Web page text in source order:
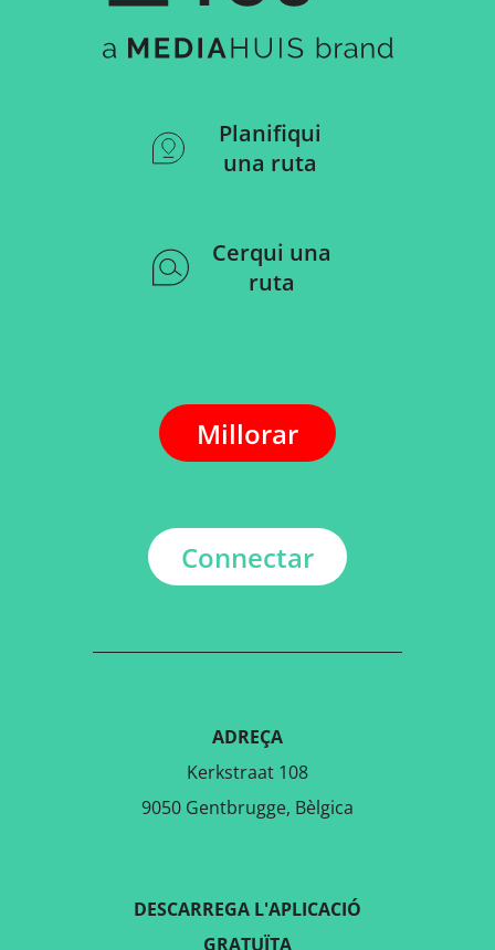
Planifiqui
una ruta
Cerqui una
ruta
Millorar
Connectar
ADREÇA
Kerkstraat 108
9050 Gentbrugge, Bèlgica
DESCARREGA L'APLICACIÓ
GRATUÏTA